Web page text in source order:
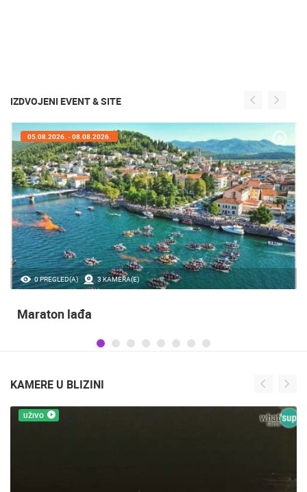
IZDVOJENI EVENT & SITE
0 PREGLED(A) 3 KAMERA(E)
05.08.2026. - 08.08.2026.
Maraton lađa
KAMERE U BLIZINI
UŽIVO